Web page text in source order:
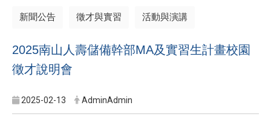
新聞公告 徵才與實習 活動與演講
2025南山人壽儲備幹部MA及實習生計畫校園
徵才說明會
2025-02-13 AdminAdmin